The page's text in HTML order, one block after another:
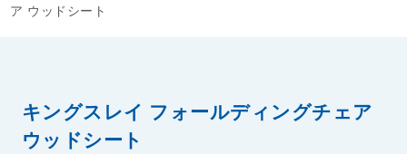
ア ウッドシート
キングスレイ フォールディングチェア
ウッドシート